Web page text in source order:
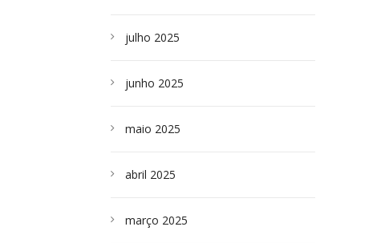
julho 2025
junho 2025
maio 2025
abril 2025
março 2025